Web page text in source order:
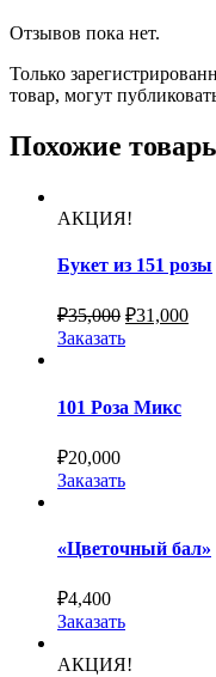
Отзывов пока нет.
Только
товар, могут
Похожие
АКЦИЯ!
Букет из 151 розы
₽35,000 ₽31,000
Заказать
101 Роза Микс
₽20,000
Заказать
«Цветочный бал»
₽4,400
Заказать
АКЦИЯ!